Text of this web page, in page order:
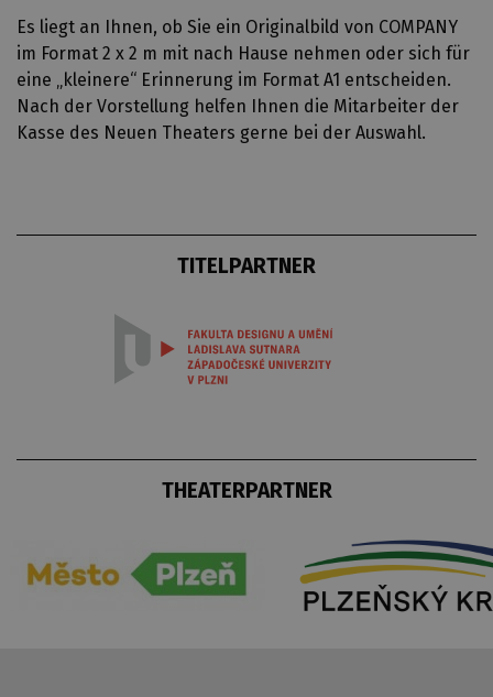
Es liegt an Ihnen, ob Sie ein Originalbild von COMPANY
im Format 2 x 2 m mit nach Hause nehmen oder sich für
eine „kleinere“ Erinnerung im Format A1 entscheiden.
Nach der Vorstellung helfen Ihnen die Mitarbeiter der
Kasse des Neuen Theaters gerne bei der Auswahl.
TITELPARTNER
THEATERPARTNER